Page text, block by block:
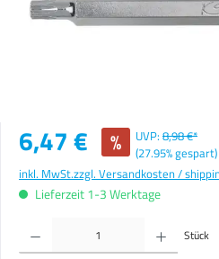
Verkaufspreis:
6,47 € % UVP: 8,98 €*
(27.95% gespart)
inkl. MwSt.zzgl. Versandkosten /
Lieferzeit 1-3 Werktage
Produkt Anzahl: Gib den gewünschten Wert ein oder
Stück